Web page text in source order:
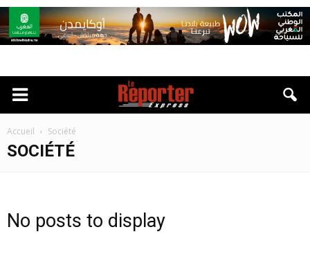
Accueil Société
SOCIÉTÉ
No posts to display